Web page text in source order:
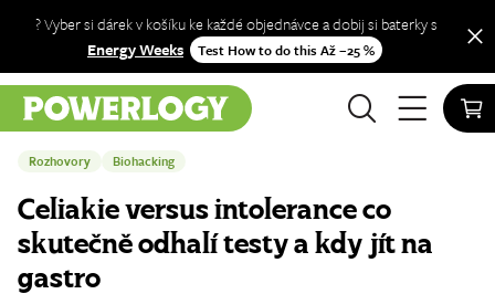
? Vyber si dárek v košíku ke každé objednávce a dobij si baterky s
Energy Weeks
Test How to do this Až −25 %
Úvod Blog Rozhovory
Rozhovory Biohacking
Celiakie versus intolerance co
skutečně odhalí testy a kdy jít na
gastro